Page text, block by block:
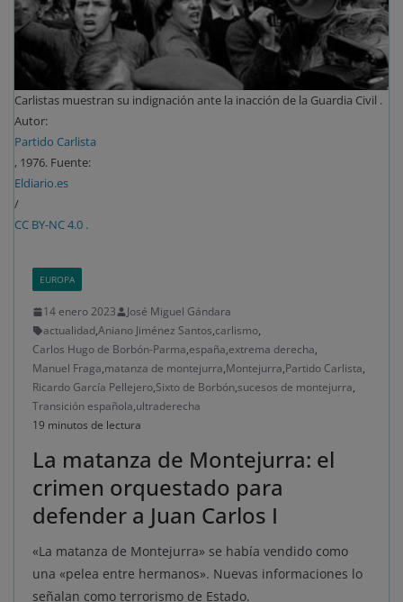
Carlistas muestran su indignación ante la inacción de la Guardia Civil .
Autor:
Partido Carlista
, 1976. Fuente:
Eldiario.es
/
CC BY-NC 4.0 .
EUROPA
14 enero 2023
José Miguel Gándara
actualidad,Aniano Jiménez Santos,carlismo,
Carlos Hugo de Borbón-Parma,españa,extrema derecha,
Manuel Fraga,matanza de montejurra,Montejurra,Partido Carlista,
Ricardo García Pellejero,Sixto de Borbón,sucesos de montejurra,
Transición española,ultraderecha
19 minutos de lectura
La matanza de Montejurra: el
crimen orquestado para
defender a Juan Carlos I
«La matanza de Montejurra» se había vendido como
una «pelea entre hermanos». Nuevas informaciones lo
señalan como terrorismo de Estado.